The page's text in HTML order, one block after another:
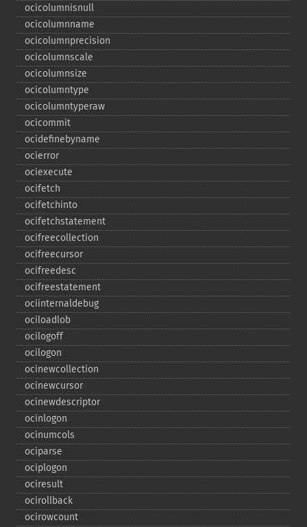
ocicolumnisnull
ocicolumnname
ocicolumnprecision
ocicolumnscale
ocicolumnsize
ocicolumntype
ocicolumntyperaw
ocicommit
ocidefinebyname
ocierror
ociexecute
ocifetch
ocifetchinto
ocifetchstatement
ocifreecollection
ocifreecursor
ocifreedesc
ocifreestatement
ociinternaldebug
ociloadlob
ocilogoff
ocilogon
ocinewcollection
ocinewcursor
ocinewdescriptor
ocinlogon
ocinumcols
ociparse
ociplogon
ociresult
ocirollback
ocirowcount